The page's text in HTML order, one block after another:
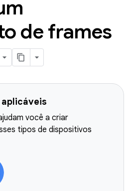
de frames
você a criar
tipos de dispositivos